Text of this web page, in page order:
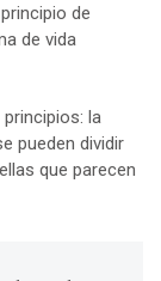
de
de vida
la
pueden dividir
que parecen